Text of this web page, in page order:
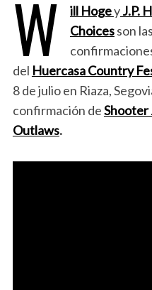
W ill HogeyJ.P.
Choicesson
del Huercasa Country
8 de julio en Riaza,
confirmación deShooter
Outlaws.